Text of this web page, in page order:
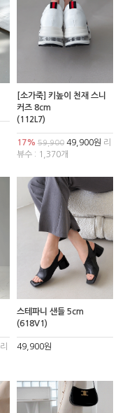
[소가죽] 키높이 천재 스니
커즈 8cm
(112L7)
17% 59,90049,900원 리
뷰수 : 1,370개
리
스테파니 샌들 5cm
(618V1)
49,900원